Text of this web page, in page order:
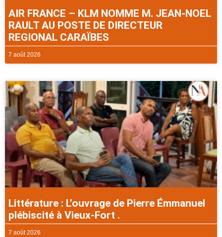
AIR FRANCE – KLM NOMME M. JEAN-NOEL
RAULT AU POSTE DE DIRECTEUR
REGIONAL CARAÏBES
7 août 2026
Littérature : L’ouvrage de Pierre Émmanuel
plébiscité à Vieux-Fort .
7 août 2026